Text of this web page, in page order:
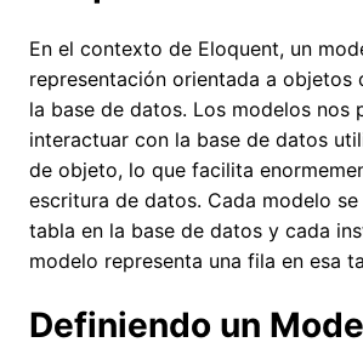
En el contexto de Eloquent, un
representación orientada a objetos
la base de datos. Los modelos nos
interactuar con la base de datos
de objeto, lo que facilita
escritura de datos. Cada modelo
tabla en la base de datos y cada
modelo representa una fila en esa
Definiendo un